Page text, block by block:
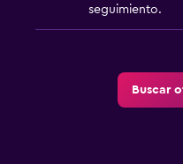
seguimiento.
Buscar